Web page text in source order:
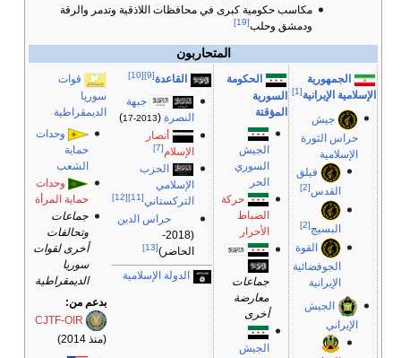
مكاسب حكومية كبرى في محافظات اللاذقية وتدمر والرقة
ودمشق وحلب[19]
المتحاربون
الجمهورية
الإسلامية الإيرانية[1]
جيش
حراس الثورة
الإسلامية
فيلق
القدس[2]
البسيج[2]
القوة
الجوفضائية
الإيرانية
الجيش
الإيراني
الحكومة
السورية
المؤقتة
الجيش
السوري
الحر
حركة
الضباط
الأحرار
جماعات
معارضة
أخرى
الجيش
القاعدة[9]
[10]
جبهة
النصرة(
2013-17
)
أنصار
الإسلام[7]
الحزب
الإسلامي
التركستاني[11]
[12]
حراس الدين
(2018-
الحاضر)[13]
الدولة الإسلامية
قوات
سوريا
الديمقراطية
وحدات
حماية
الشعب
وحدات
حماية المرأة
جماعات
وتحالفات
أخرى لقوات
سوريا
الديمقراطية
بدعم من:
CJTF-OIR
(منذ 2014)